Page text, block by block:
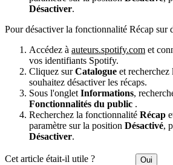
Désactiver.
Pour désactiver la fonctionnalité Récap sur
Accédez à auteurs.spotify.com et
vos identifiants Spotify.
Cliquez surCatalogue et
souhaitez désactiver les récaps.
Sous l'onglet Informations,
Fonctionnalités du public .
Recherchez la fonctionnalité Récap
paramètre sur la position Désactivé,
Désactiver.
Cet article était-il utile ? Oui